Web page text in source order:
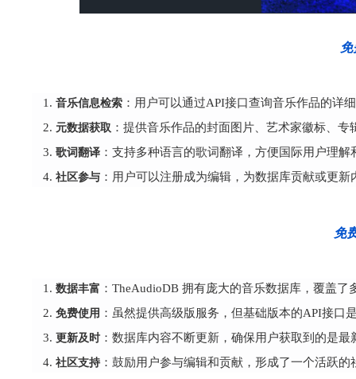
免
音乐信息检索 ：用户可以通过API接口查询音乐作品的详
元数据获取 ：提供音乐作品的封面图片、艺术家徽标、
歌词翻译 ：支持多种语言的歌词翻译，方便国际用户理解
社区参与 ：用户可以注册成为编辑，为数据库贡献或更
免
数据丰富 ：TheAudioDB 拥有庞大的音乐数据库，覆盖
免费使用 ：虽然提供高级版服务，但基础版本的API接口
更新及时 ：数据库内容不断更新，确保用户获取到的是
社区支持 ：鼓励用户参与编辑和贡献，形成了一个活跃